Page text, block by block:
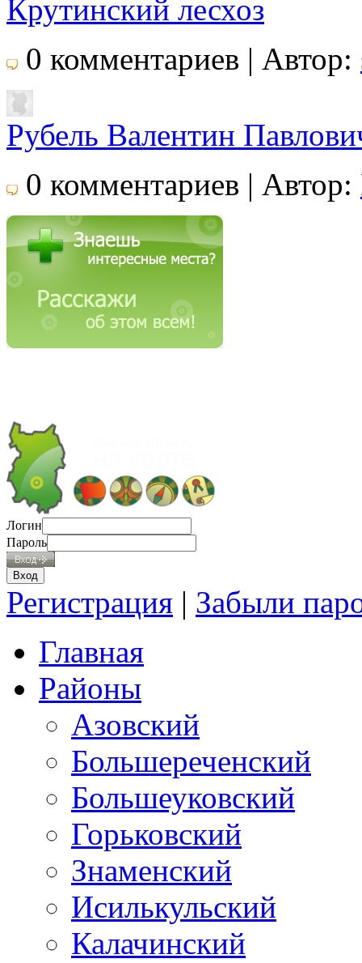
Крутинский лесхоз
0 комментариев | Автор:
Рубель Валентин
0 комментариев | Автор:
Логин
Пароль
Регистрация | Забыли
Главная
Районы
Азовский
Большереченский
Большеуковский
Горьковский
Знаменский
Исилькульский
Калачинский